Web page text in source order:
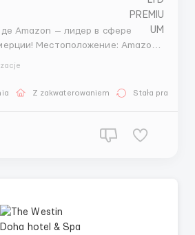
Amazon — лидер в сфере
Amazon
Почему стоит
Z zakwaterowaniem Stała praca